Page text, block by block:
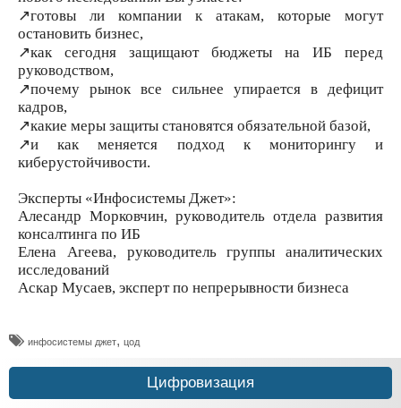
↗️готовы ли компании к атакам, которые могут
остановить бизнес,
↗️как сегодня защищают бюджеты на ИБ перед
руководством,
↗️почему рынок все сильнее упирается в дефицит
кадров,
↗️какие меры защиты становятся обязательной базой,
↗️и как меняется подход к мониторингу и
киберустойчивости.
Эксперты «Инфосистемы Джет»:
Алесандр Морковчин, руководитель отдела развития
консалтинга по ИБ
Елена Агеева, руководитель группы аналитических
исследований
Аскар Мусаев, эксперт по непрерывности бизнеса
инфосистемы джет, цод
Цифровизация